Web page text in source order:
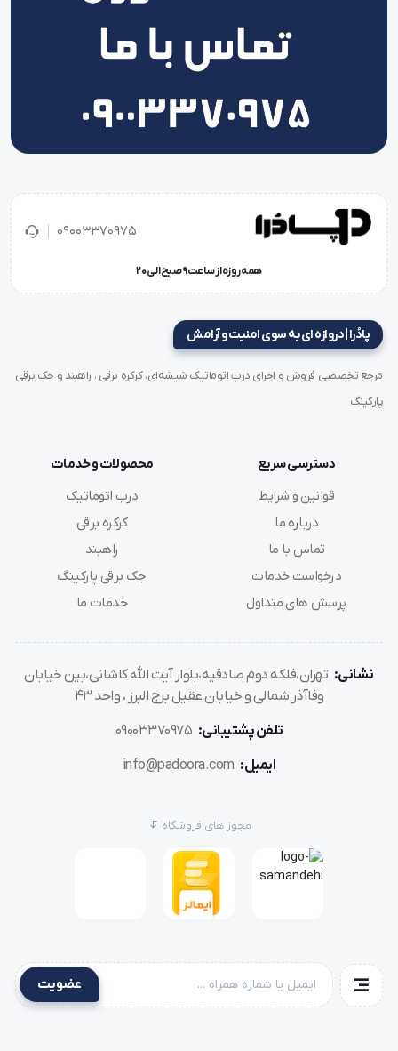
09003370975
همه روزه از ساعت 9 صبح الی 20
پادُرا | دروازه ای به سوی امنیت و آرامش
مرجع تخصصی فروش و اجرای درب اتوماتیک شیشه‌ای، کرکره برقی ، راهبند و جک برقی
پارکینگ
دسترسی سریع
قوانین و شرایط
درباره ما
تماس با ما
درخواست خدمات
پرسش های متداول
محصولات و خدمات
درب اتوماتیک
کرکره برقی
راهبند
جک برقی پارکینگ
خدمات ما
نشانی: تهران،فلکه دوم صادقیه،بلوار آیت الله کاشانی،بین خیابان
وفاآذر شمالی و خیابان عقیل برج البرز ، واحد 43
تلفن پشتیبانی: 09003370975
ایمیل: info@padoora.com
مجوز های فروشگاه
عضویت